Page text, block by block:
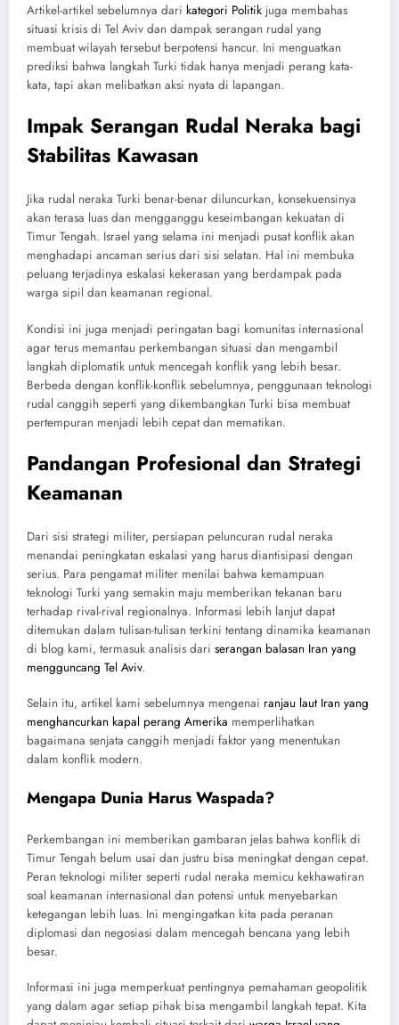
Artikel-artikel sebelumnya dari kategori Politik juga membahas
situasi krisis di Tel Aviv dan dampak serangan rudal yang
membuat wilayah tersebut berpotensi hancur. Ini menguatkan
prediksi bahwa langkah Turki tidak hanya menjadi perang kata-
kata, tapi akan melibatkan aksi nyata di lapangan.
Impak Serangan Rudal Neraka bagi
Stabilitas Kawasan
Jika rudal neraka Turki benar-benar diluncurkan, konsekuensinya
akan terasa luas dan mengganggu keseimbangan kekuatan di
Timur Tengah. Israel yang selama ini menjadi pusat konflik akan
menghadapi ancaman serius dari sisi selatan. Hal ini membuka
peluang terjadinya eskalasi kekerasan yang berdampak pada
warga sipil dan keamanan regional.
Kondisi ini juga menjadi peringatan bagi komunitas internasional
agar terus memantau perkembangan situasi dan mengambil
langkah diplomatik untuk mencegah konflik yang lebih besar.
Berbeda dengan konflik-konflik sebelumnya, penggunaan teknologi
rudal canggih seperti yang dikembangkan Turki bisa membuat
pertempuran menjadi lebih cepat dan mematikan.
Pandangan Profesional dan Strategi
Keamanan
Dari sisi strategi militer, persiapan peluncuran rudal neraka
menandai peningkatan eskalasi yang harus diantisipasi dengan
serius. Para pengamat militer menilai bahwa kemampuan
teknologi Turki yang semakin maju memberikan tekanan baru
terhadap rival-rival regionalnya. Informasi lebih lanjut dapat
ditemukan dalam tulisan-tulisan terkini tentang dinamika keamanan
di blog kami, termasuk analisis dari serangan balasan Iran yang
mengguncang Tel Aviv.
Selain itu, artikel kami sebelumnya mengenai ranjau laut Iran yang
menghancurkan kapal perang Amerika memperlihatkan
bagaimana senjata canggih menjadi faktor yang menentukan
dalam konflik modern.
Mengapa Dunia Harus Waspada?
Perkembangan ini memberikan gambaran jelas bahwa konflik di
Timur Tengah belum usai dan justru bisa meningkat dengan cepat.
Peran teknologi militer seperti rudal neraka memicu kekhawatiran
soal keamanan internasional dan potensi untuk menyebarkan
ketegangan lebih luas. Ini mengingatkan kita pada peranan
diplomasi dan negosiasi dalam mencegah bencana yang lebih
besar.
Informasi ini juga memperkuat pentingnya pemahaman geopolitik
yang dalam agar setiap pihak bisa mengambil langkah tepat. Kita